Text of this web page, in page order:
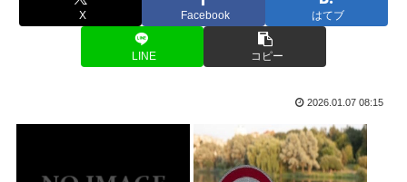
【衝撃】ワイ、保険金2億円と遺産6000万円を相続したら「こ
【黒豆】なんだよこの漫画ｗｗｗ【注意】
ᝰ✍この道23年の彫り師「タトゥー入れてる奴は全員バカで
す」
ランディ・バース「久しぶりに来日してビックリしたのが、掛
X Facebook はてブ
LINE コピー
2026.01.07 08:15